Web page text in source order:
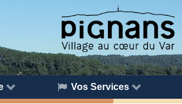
Vos Services